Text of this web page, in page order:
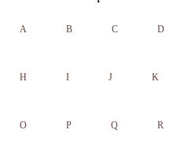
A B C D
H I J K
O P Q R